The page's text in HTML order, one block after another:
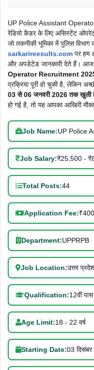
UP Police Assistant
रेडियो कैडर के लिए असिस्टेंट
जो तकनीकी भूमिका में पुलिस विभाग
sarkarireesults.com पर हम
और अपडेटेड जानकारी देते हैं। आज
Operator Recruitment
प्रक्रिया पूरी हो चुकी है, लेकिन
03 से 06 जनवरी 2026 तक खुली
हो गई है, तो यह आपका आखिरी
Job Name:UP Police
Job Salary:₹25,500 -
Total Posts:44
Application Fee:
Department:UPPRPB
Job Location:उत्तर प्रदेश
Qualification:12वीं पास
Age Limit:18 - 22 वर्ष
Starting Date:03